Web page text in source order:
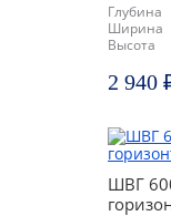
Глубина
Ширина
Высота
2 940
ШВГ